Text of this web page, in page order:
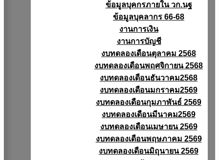
ข้อมูลบุคกรภายใน วก.นฐ
ข้อมูลบุคลากร 66-68
งานการเงิน
งานการบัญชี
งบทดลองเดือนตุลาคม 2568
งบทดลองเดือนพฤศจิกายน 2568
งบทดลองเดือนธันวาคม2568
งบทดลองเดือนมกราคม2569
งบทดลองเดือนกุมภาพันธ์ 2569
งบทดลองเดือนมีนาคม2569
งบทดลองเดือนเมษายน 2569
งบทดลองเดือนพฤษภาคม 2569
งบทดลองเดือนมิถุนายน 2569